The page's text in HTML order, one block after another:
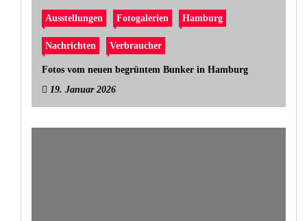
Ausstellungen Fotogalerien Hamburg
Nachrichten Verbraucher
Fotos vom neuen begrüntem Bunker in Hamburg
19. Januar 2026